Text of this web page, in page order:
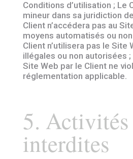
Conditions d’utilisation ; Le
mineur dans sa juridiction
Client n’accédera pas au
moyens automatisés ou
Client n’utilisera pas le Site
illégales ou non autorisées ;
Site Web par le Client ne
réglementation applicable.
5. Activités
interdites